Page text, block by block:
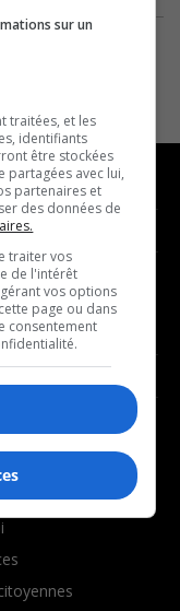
franco
sur un
traitées, et les
identifiants
être stockées
partagées avec lui,
partenaires et
des données de
traiter vos
de l'intérêt
vos options
page ou dans
consentement